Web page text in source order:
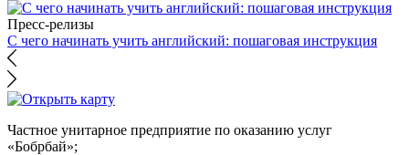
Пресс-релизы
С чего начинать учить английский: пошаговая инструкция
Частное унитарное предприятие по оказанию услуг
«Бобрбай»;